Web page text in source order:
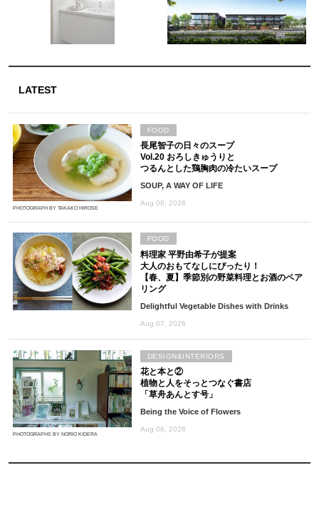
LATEST
PHOTOGRAPH BY TAKAKO HIROSE
長尾智子の日々のスープ
Vol.20 おろしきゅうりと
つるんとした鶏胸肉の冷たいスープ
SOUP, A WAY OF LIFE
Aug 08, 2026
FOOD
料理家 平野由希子が提案
大人のおもてなしにぴったり！
【春、夏】季節別の野菜料理とお酒のペア
リング
Delightful Vegetable Dishes with Drinks
Aug 07, 2026
FOOD
PHOTOGRAPHS BY NORIO KIDERA
花と本と②
植物と人をそっとつなぐ書店
「草舟あんとす号」
Being the Voice of Flowers
Aug 06, 2026
DESIGN&INTERIORS